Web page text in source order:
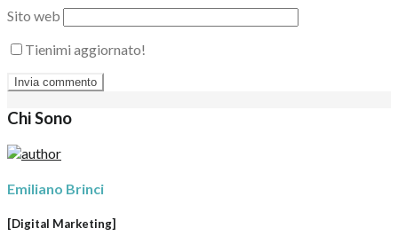
Sito web
Tienimi aggiornato!
Chi Sono
Emiliano Brinci
[Digital Marketing]